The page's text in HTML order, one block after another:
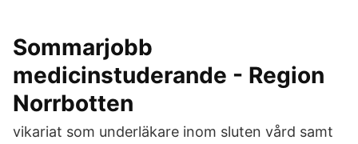
Sommarjobb
medicinstuderande - Region
Norrbotten
vikariat som underläkare inom sluten vård samt